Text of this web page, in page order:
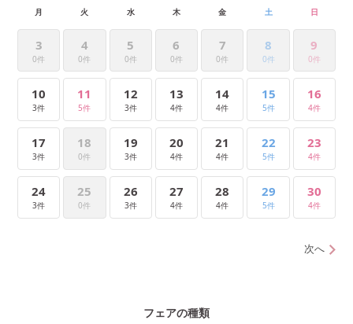
月 火 水 木 金 土 日
3
0件
4
0件
5
0件
6
0件
7
0件
8
0件
9
0件
10
3件
11
5件
12
3件
13
4件
14
4件
15
5件
16
4件
17
3件
18
0件
19
3件
20
4件
21
4件
22
5件
23
4件
24
3件
25
0件
26
3件
27
4件
28
4件
29
5件
30
4件
次へ
フェアの種類